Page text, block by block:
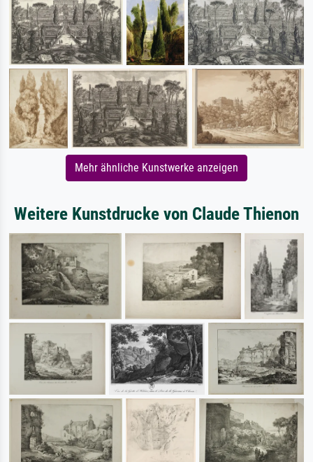
Mehr ähnliche Kunstwerke anzeigen
Weitere Kunstdrucke von Claude Thienon